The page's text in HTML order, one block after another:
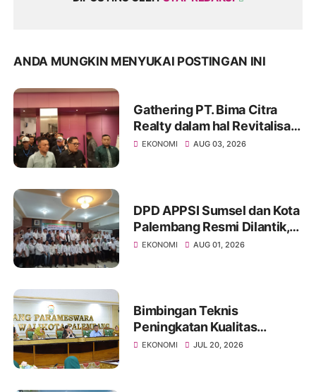
ANDA MUNGKIN MENYUKAI POSTINGAN INI
Gathering PT. Bima Citra
Realty dalam hal Revitalisasi
Gedung Pasar 16 Ilir
EKONOMI AUG 03, 2026
DPD APPSI Sumsel dan Kota
Palembang Resmi Dilantik,
Komitmen Perkuat Ekonomi
EKONOMI AUG 01, 2026
Bimbingan Teknis
Peningkatan Kualitas
Ekonomi Keluarga di Bidang
EKONOMI JUL 20, 2026